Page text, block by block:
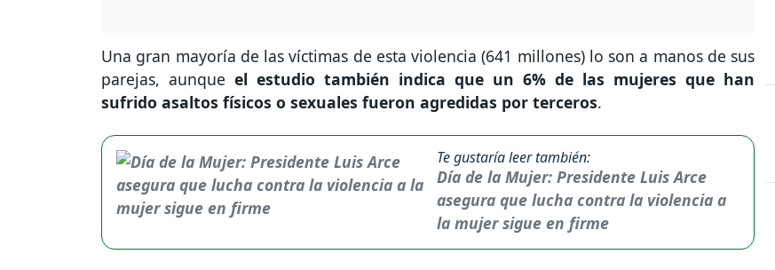
Una gran mayoría de las víctimas de esta violencia (641 millones) lo son a manos de sus
parejas, aunque el estudio también indica que un 6% de las mujeres que han
sufrido asaltos físicos o sexuales fueron agredidas por terceros.
Te gustaría leer también:
Día de la Mujer: Presidente Luis Arce
asegura que lucha contra la violencia a
la mujer sigue en firme